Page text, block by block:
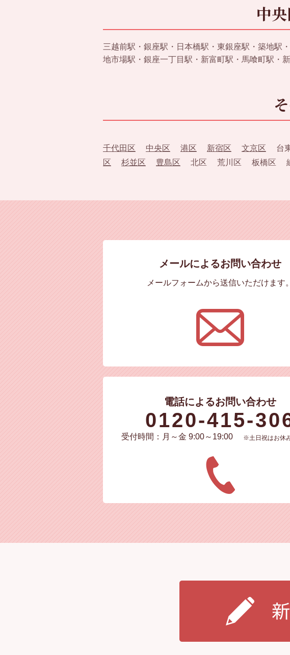
中
三越前駅・銀座駅・日本橋駅・東銀座駅・築地駅
地市場駅・銀座一丁目駅・新富町駅・馬喰町駅・
千代田区 中央区 港区 新宿区 文京区 台
区
杉並区 豊島区 北区 荒川区 板橋区
メールによるお問い合わせ
メールフォームから送信いただけます。
電話によるお問い合わせ
0120-415-
受付時間：月～金 9:00～19:00 ※土日祝はお休